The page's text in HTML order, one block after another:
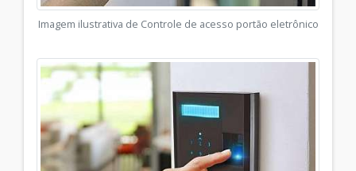
Imagem ilustrativa de Controle de acesso portão eletrônico